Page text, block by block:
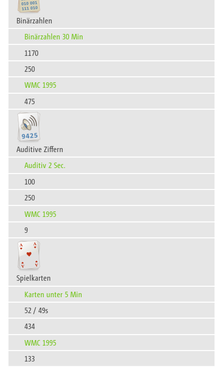
Binärzahlen
Binärzahlen 30 Min
1170
250
WMC 1995
475
Auditive Ziffern
Auditiv 2 Sec.
100
250
WMC 1995
9
Spielkarten
Karten unter 5 Min
52 / 49s
434
WMC 1995
133